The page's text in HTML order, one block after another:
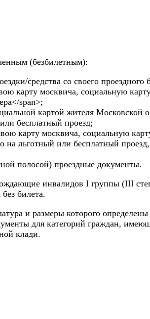
(безбилетным):
средства со своего
карту москвича, социальную
span>;
картой жителя Московской
бесплатный проезд;
карту москвича, социальную
льготный или бесплатный
полосой) проездные документы.
инвалидов I группы (III
билета.
и размеры которого определены
для категорий граждан,
клади.